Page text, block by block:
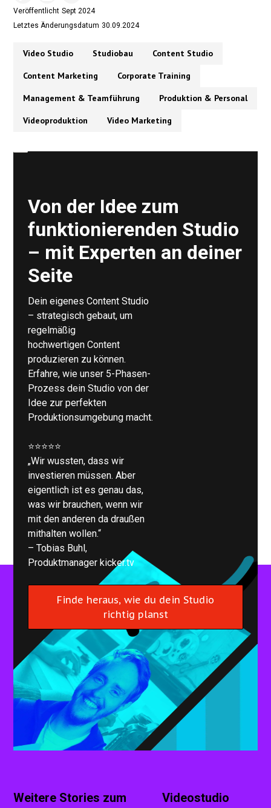
Veröffentlicht Sept 2024
Letztes Änderungsdatum 30.09.2024
Video Studio Studiobau Content Studio
Content Marketing Corporate Training
Management & Teamführung Produktion & Personal
Videoproduktion Video Marketing
Von der Idee zum
funktionierenden Studio
– mit Experten an deiner
Seite
Dein eigenes Content Studio
– strategisch gebaut, um
regelmäßig
hochwertigen Content
produzieren zu können.
Erfahre, wie unser 5-Phasen-
Prozess dein Studio von der
Idee zur perfekten
Produktionsumgebung macht.
⭐⭐⭐⭐⭐
„Wir wussten, dass wir
investieren müssen. Aber
eigentlich ist es genau das,
was wir brauchen, wenn wir
mit den anderen da draußen
mithalten wollen.“
– Tobias Buhl,
Produktmanager kicker.tv
Finde heraus, wie du dein Studio
richtig planst
Weitere Stories zum
Videostudio